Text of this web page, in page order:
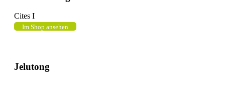
Cites I
Im Shop ansehen
Jelutong